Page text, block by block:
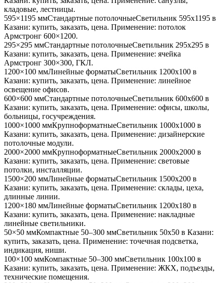
кладовые, лестницы.
595×1195 ммСтандартные потолочныеСветильник 595x1195 в
Казани: купить, заказать, цена. Применение: потолок
Армстронг 600×1200.
295×295 ммСтандартные потолочныеСветильник 295x295 в
Казани: купить, заказать, цена. Применение: ячейка
Армстронг 300×300, ГКЛ.
1200×100 ммЛинейные форматыСветильник 1200x100 в
Казани: купить, заказать, цена. Применение: линейное
освещение офисов.
600×600 ммСтандартные потолочныеСветильник 600x600 в
Казани: купить, заказать, цена. Применение: офисы, школы,
больницы, госучреждения.
1000×1000 ммКрупноформатныеСветильник 1000x1000 в
Казани: купить, заказать, цена. Применение: дизайнерские
потолочные модули.
2000×2000 ммКрупноформатныеСветильник 2000x2000 в
Казани: купить, заказать, цена. Применение: световые
потолки, инсталляции.
1500×200 ммЛинейные форматыСветильник 1500x200 в
Казани: купить, заказать, цена. Применение: склады, цеха,
длинные линии.
1200×180 ммЛинейные форматыСветильник 1200x180 в
Казани: купить, заказать, цена. Применение: накладные
линейные светильники.
50×50 ммКомпактные 50–300 ммСветильник 50x50 в Казани:
купить, заказать, цена. Применение: точечная подсветка,
индикация, ниши.
100×100 ммКомпактные 50–300 ммСветильник 100x100 в
Казани: купить, заказать, цена. Применение: ЖКХ, подъезды,
технические помещения.